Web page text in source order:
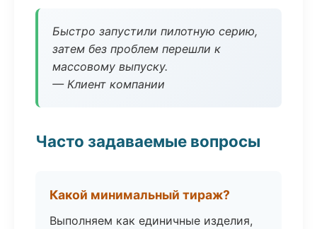
Быстро запустили пилотную серию,
затем без проблем перешли к
массовому выпуску.
— Клиент компании
Часто задаваемые вопросы
Какой минимальный тираж?
Выполняем как единичные изделия,